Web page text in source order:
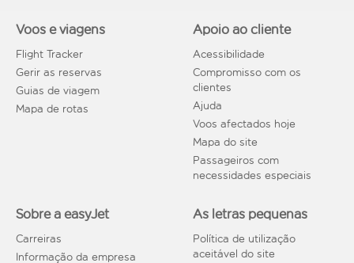
Voos e viagens
Flight Tracker
Gerir as reservas
Guias de viagem
Mapa de rotas
Apoio ao cliente
Acessibilidade
Compromisso com os
clientes
Ajuda
Voos afectados hoje
Mapa do site
Passageiros com
necessidades especiais
Sobre a easyJet
Carreiras
Informação da empresa
As letras pequenas
Política de utilização
aceitável do site